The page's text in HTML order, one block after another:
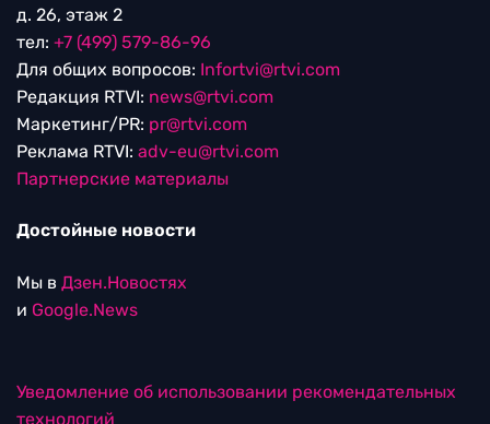
д. 26, этаж 2
тел: +7 (499) 579-86-96
Для общих вопросов: Infortvi@rtvi.com
Редакция RTVI: news@rtvi.com
Маркетинг/PR: pr@rtvi.com
Реклама RTVI: adv-eu@rtvi.com
Партнерские материалы
Достойные новости
Мы в Дзен.Новостях
и Google.News
Уведомление об использовании рекомендательных
технологий